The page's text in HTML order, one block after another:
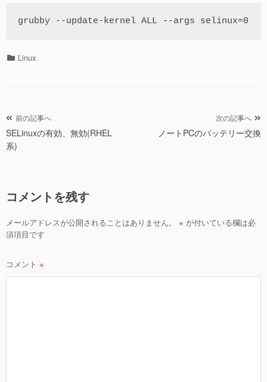
カ Linux
投
稿
ナ
ー
シ
ョ
前の記事へ
SELinuxの有効、無効(RHEL
系)
次の記事へ
ノートPCのバッテリー交換
コメントを残す
メールアドレスが公開されることはありません。 ※ が付いている欄は必
須項目です
コメント ※